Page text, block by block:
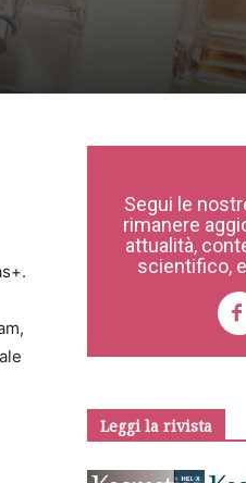
Segui le
rimanere
attualità,
scientifico,
Leggi la rivista